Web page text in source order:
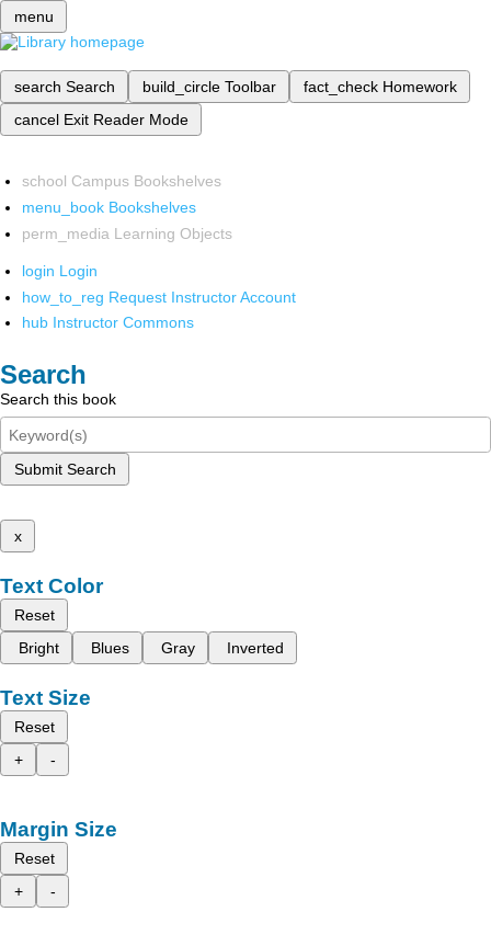
menu
search Search build_circle Toolbar fact_check Homework
cancel Exit Reader Mode
school Campus Bookshelves
menu_book Bookshelves
perm_media Learning Objects
login Login
how_to_reg Request Instructor Account
hub Instructor Commons
Search
Search this book
Submit Search
x
Text Color
Reset
Bright
Blues Gray Inverted
Text Size
Reset
+
-
Margin Size
Reset
+
-